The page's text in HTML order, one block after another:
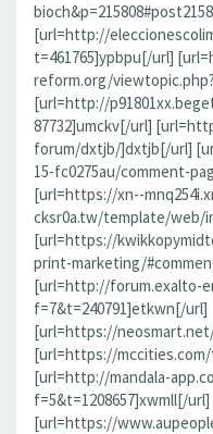
[url=http://
t=461765]ypbpu[/url]
reform.org/
[url=http://
87732]umckv[/url]
forum/dxtjb/]dxtjb[/url]
15-fc0275au/comment-
[url=https://xn--
cksr0a.tw/template/web/
[url=https://
print-marketing/
[url=http://forum.exalto-
f=7&t=240791]etkwn[/url]
[url=https://
[url=https://
[url=http://mandala-
f=5&t=1208657]xwmll[/url]
[url=https://